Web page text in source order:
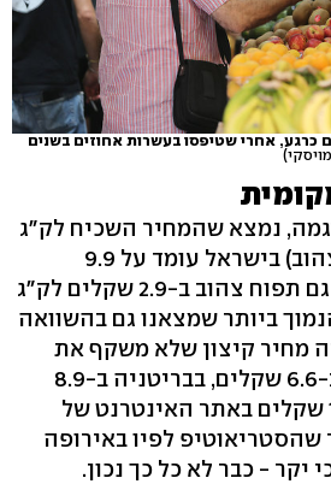
כרגע, אחרי שטיפסו בעשרות אחוזים בשנים
נמצא שהמחיר השכיח לק"ג
תפוח גולדן דלישס (צהוב) בישראל עומד על 9.9
שקלים. מצאנו בארץ גם תפוח צהוב ב-2.9 שקלים לק"ג
ביותר שמצאנו גם בהשוואה
מחיר קיצון שלא משקף את
השוק. בספרד תקנו ב-6.6 שקלים, בבריטניה ב-8.9
שקלים בחנויות או 10 שקלים באתר האינטרנט של
לפיו באירופה
יקר - כבר לא כל כך נכון.